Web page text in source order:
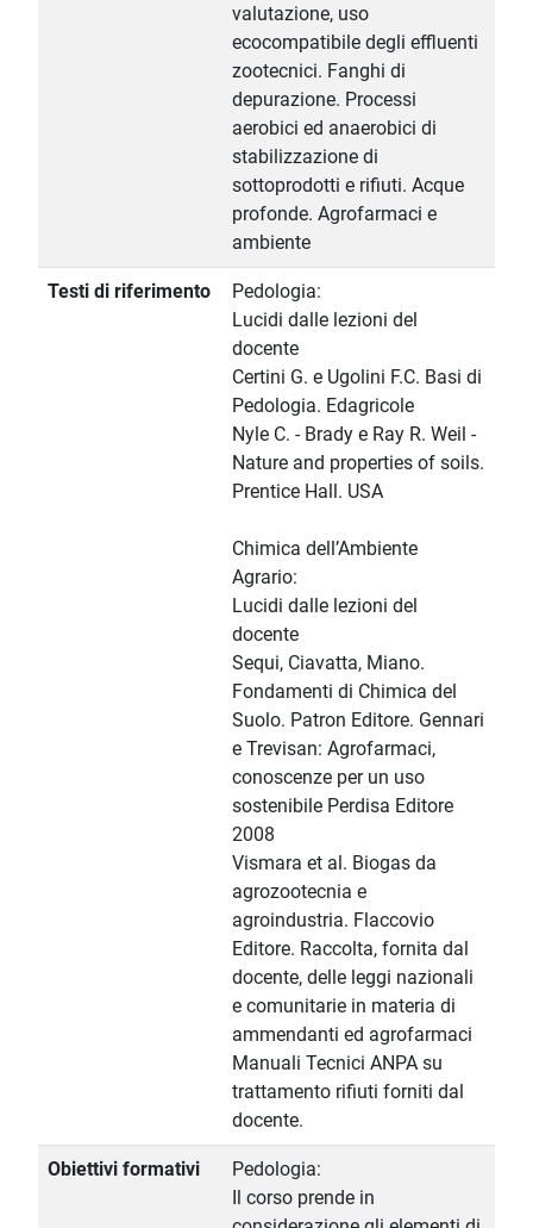
valutazione, uso
ecocompatibile degli effluenti
zootecnici. Fanghi di
depurazione. Processi
aerobici ed anaerobici di
stabilizzazione di
sottoprodotti e rifiuti. Acque
profonde. Agrofarmaci e
ambiente
Testi di riferimento
Pedologia:
Lucidi dalle lezioni del
docente
Certini G. e Ugolini F.C. Basi di
Pedologia. Edagricole
Nyle C. - Brady e Ray R. Weil -
Nature and properties of soils.
Prentice Hall. USA
Chimica dell’Ambiente
Agrario:
Lucidi dalle lezioni del
docente
Sequi, Ciavatta, Miano.
Fondamenti di Chimica del
Suolo. Patron Editore. Gennari
e Trevisan: Agrofarmaci,
conoscenze per un uso
sostenibile Perdisa Editore
2008
Vismara et al. Biogas da
agrozootecnia e
agroindustria. Flaccovio
Editore. Raccolta, fornita dal
docente, delle leggi nazionali
e comunitarie in materia di
ammendanti ed agrofarmaci
Manuali Tecnici ANPA su
trattamento rifiuti forniti dal
docente.
Obiettivi formativi
Pedologia:
Il corso prende in